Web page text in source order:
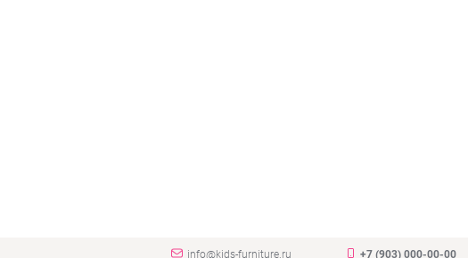
info@kids-furniture.ru +7 (903) 000-00-00